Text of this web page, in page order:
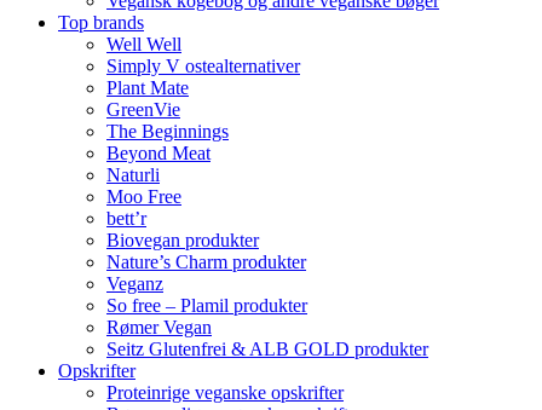
Top brands
Well Well
Simply V ostealternativer
Plant Mate
GreenVie
The Beginnings
Beyond Meat
Naturli
Moo Free
bett’r
Biovegan produkter
Nature’s Charm produkter
Veganz
So free – Plamil produkter
Rømer Vegan
Seitz Glutenfrei & ALB GOLD produkter
Opskrifter
Proteinrige veganske opskrifter